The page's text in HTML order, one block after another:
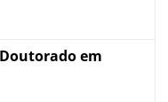
em